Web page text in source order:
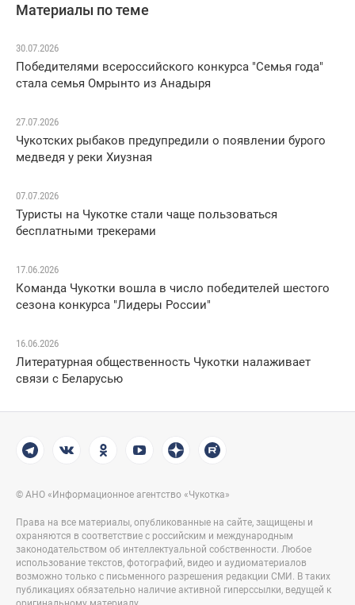
Материалы по теме
30.07.2026
Победителями всероссийского конкурса "Семья года"
стала семья Омрынто из Анадыря
27.07.2026
Чукотских рыбаков предупредили о появлении бурого
медведя у реки Хиузная
07.07.2026
Туристы на Чукотке стали чаще пользоваться
бесплатными трекерами
17.06.2026
Команда Чукотки вошла в число победителей шестого
сезона конкурса "Лидеры России"
16.06.2026
Литературная общественность Чукотки налаживает
связи с Беларусью
© АНО «Информационное агентство «Чукотка»
Права на все материалы, опубликованные на сайте, защищены и
охраняются в соответствие с российским и международным
законодательством об интеллектуальной собственности. Любое
использование текстов, фотографий, видео и аудиоматериалов
возможно только с письменного разрешения редакции СМИ. В таких
публикациях обязательно наличие активной гиперссылки, ведущей к